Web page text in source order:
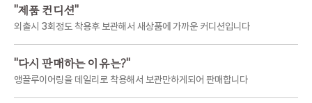
"제품 컨디션"
외출시 3회정도 착용후 보관해서 새상품에 가까운 커디션입니다
"다시 판매하는 이유는?"
앵끌루이어링을 데일리로 착용해서 보관만하게되어 판매합니다